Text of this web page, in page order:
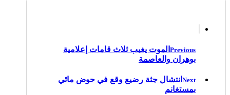
Previous الموت يغيب ثلاث قامات إعلامية
بوهران والعاصمة
Next انتشال جثة رضيع وقع في حوض مائي
بمستغانم